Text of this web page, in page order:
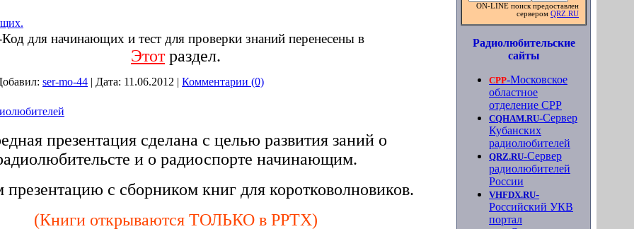
для начинающих и тест для проверки знаний перенесены в
Этотраздел.
ser-mo-44 | Дата: 11.06.2012 | Комментарии (0)
презентация сделана с целью развития заний о
и о радиоспорте начинающим.
с сборником книг для коротковолновиков.
(Книги открываются ТОЛЬКО в PPTX)
ON-LINE поиск предоставлен
сервером QRZ.RU
Радиолюбительские
сайты
СРР-Московское
областное
отделение СРР
CQHAM.RU-Сервер
Кубанских
радиолюбителей
QRZ.RU-Сервер
радиолюбителей
России
VHFDX.RU-
Российский УКВ
портал